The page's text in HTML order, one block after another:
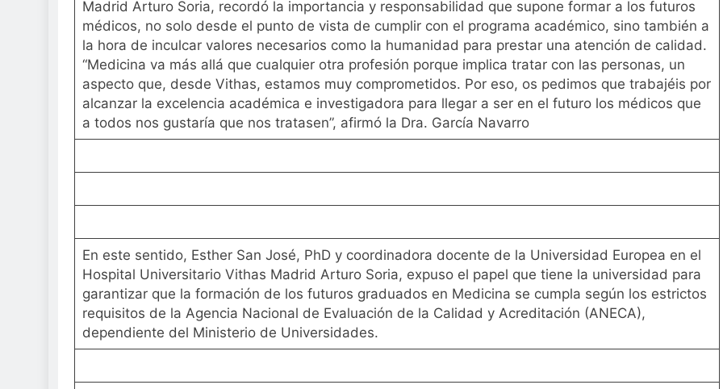
Madrid Arturo Soria, recordó la importancia y responsabilidad que supone formar a los futuros
médicos, no solo desde el punto de vista de cumplir con el programa académico, sino también a
la hora de inculcar valores necesarios como la humanidad para prestar una atención de calidad.
“Medicina va más allá que cualquier otra profesión porque implica tratar con las personas, un
aspecto que, desde Vithas, estamos muy comprometidos. Por eso, os pedimos que trabajéis por
alcanzar la excelencia académica e investigadora para llegar a ser en el futuro los médicos que
a todos nos gustaría que nos tratasen”, afirmó la Dra. García Navarro
En este sentido, Esther San José, PhD y coordinadora docente de la Universidad Europea en el
Hospital Universitario Vithas Madrid Arturo Soria, expuso el papel que tiene la universidad para
garantizar que la formación de los futuros graduados en Medicina se cumpla según los estrictos
requisitos de la Agencia Nacional de Evaluación de la Calidad y Acreditación (ANECA),
dependiente del Ministerio de Universidades.